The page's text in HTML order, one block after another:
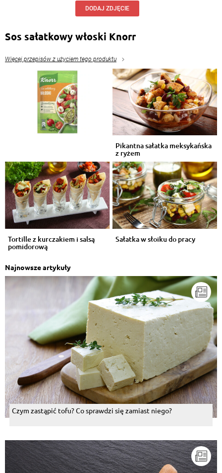
DODAJ ZDJĘCIE
Sos sałatkowy włoski Knorr
Więcej przepisów z użyciem tego produktu
Pikantna sałatka meksykańska
z ryżem
Tortille z kurczakiem i salsą
pomidorową
Sałatka w słoiku do pracy
Najnowsze artykuły
Czym zastąpić tofu? Co sprawdzi się zamiast niego?